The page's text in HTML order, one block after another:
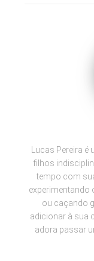
Lucas Pereira
filhos
tempo com
experimentando
ou caçando
adicionar à sua
adora passar